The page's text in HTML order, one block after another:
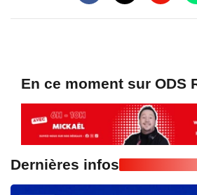
En ce moment sur ODS
Dernières infos